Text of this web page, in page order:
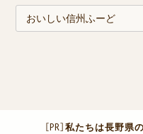
［PR］私たちは長野県